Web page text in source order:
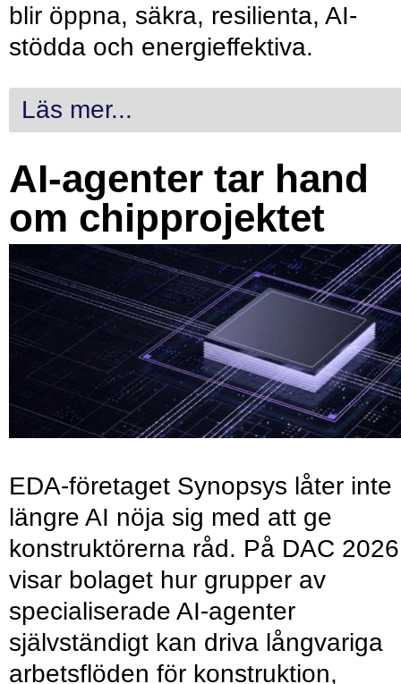
blir öppna, säkra, resilienta, AI-
stödda och energieffektiva.
Läs mer...
AI-agenter tar hand
om chipprojektet
EDA-företaget Synopsys låter inte
längre AI nöja sig med att ge
konstruktörerna råd. På DAC 2026
visar bolaget hur grupper av
specialiserade AI-agenter
självständigt kan driva långvariga
arbetsflöden för konstruktion,